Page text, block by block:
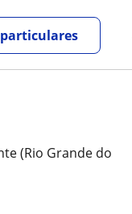
(Rio Grande do